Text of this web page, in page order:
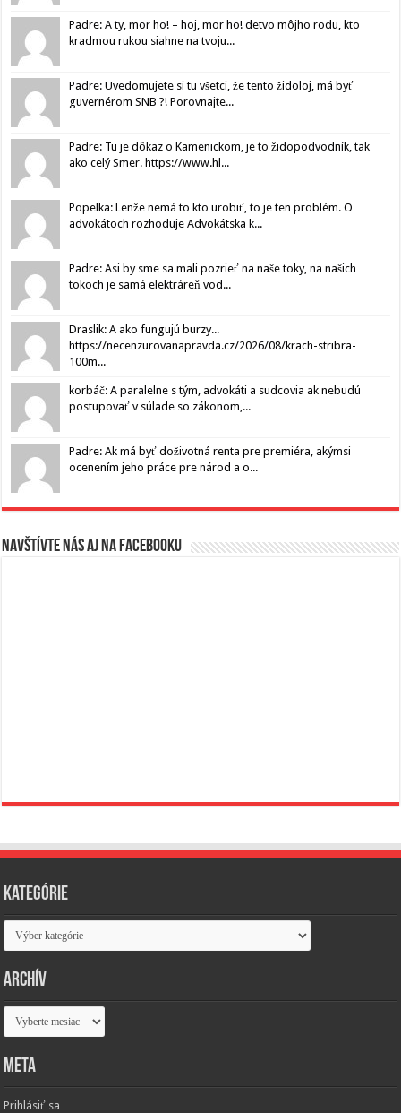
Padre: A ty, mor ho! – hoj, mor ho! detvo môjho rodu, kto
kradmou rukou siahne na tvoju...
Padre: Uvedomujete si tu všetci, že tento židoloj, má byť
guvernérom SNB ?! Porovnajte...
Padre: Tu je dôkaz o Kamenickom, je to židopodvodník, tak
ako celý Smer. https://www.hl...
Popelka: Lenže nemá to kto urobiť, to je ten problém. O
advokátoch rozhoduje Advokátska k...
Padre: Asi by sme sa mali pozrieť na naše toky, na našich
tokoch je samá elektráreň vod...
Draslik: A ako fungujú burzy...
https://necenzurovanapravda.cz/2026/08/krach-stribra-
100m...
korbáč: A paralelne s tým, advokáti a sudcovia ak nebudú
postupovať v súlade so zákonom,...
Padre: Ak má byť doživotná renta pre premiéra, akýmsi
ocenením jeho práce pre národ a o...
Navštívte nás aj na Facebooku
Kategórie
Kategórie
Archív
Archív
Meta
Prihlásiť sa